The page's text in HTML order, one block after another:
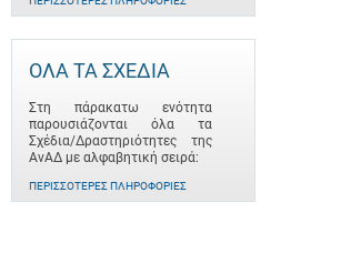
ΟΛΑ ΤΑ ΣΧΕΔΙΑ
Στη πάρακατω ενότητα
παρουσιάζονται όλα τα
Σχέδια/Δραστηριότητες της
ΑνΑΔ με αλφαβητική σειρά:
ΠΕΡΙΣΣΌΤΕΡΕΣ ΠΛΗΡΟΦΟΡΊΕΣ